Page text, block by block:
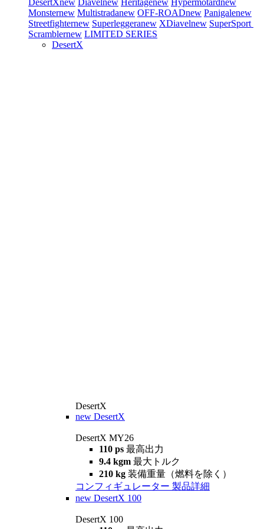
DesertXnew Diavelnew Heritagenew Hypermotardnew
Monsternew Multistradanew OFF-ROADnew Panigalenew
Streetfighternew Superleggeranew XDiavelnew SuperSport
Scramblernew LIMITED SERIES
DesertX
DesertX
new DesertX
DesertX MY26
110 ps 最高出力
9.4 kgm 最大トルク
210 kg 装備重量（燃料を除く）
コンフィギュレーター 製品詳細
new DesertX 100
DesertX 100